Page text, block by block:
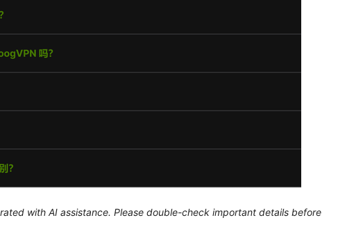
with AI assistance. Please double-check important details before